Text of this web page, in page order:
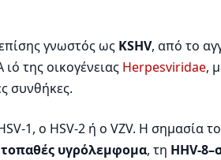
γνωστός ως KSHV, από το
της οικογένειας Herpesviridae,
συνθήκες.
1, ο HSV-2 ή ο VZV. Η σημασία
υγρόλεμφομα, τη HHV-